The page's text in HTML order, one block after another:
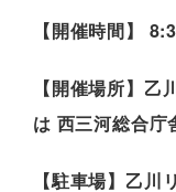
【開催時間】
【開催場所】
は 西三河総合庁
【駐車場】乙